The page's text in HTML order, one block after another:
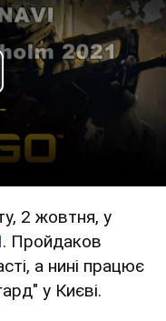
Video
2 жовтня, у
. Пройдаков
а нині працює
у Києві.